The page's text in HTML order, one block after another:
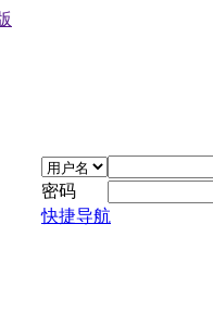
密码
快捷导航